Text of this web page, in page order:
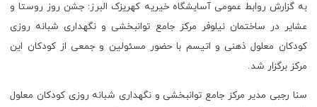
به گزارش روابط عمومی آسایشگاه خیریه کهریزک البرز: جشن روز روستا و
عشایر در ساختمان نیلوفر مرکز جامع توانبخشی و نگهداری شبانه روزی
کودکان معلول ذهنی و اتیسم با حضور مسئولین و جمعی از کودکان این
مرکز برگزار شد.
سنا رجبی مدیر مرکز جامع توانبخشی و نگهداری شبانه روزی کودکان معلول